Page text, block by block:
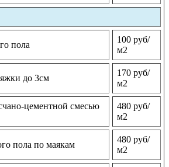
пола
100 руб/
м2
до 3см
170 руб/
м2
цементной смесью
480 руб/
м2
пола по маякам
480 руб/
м2